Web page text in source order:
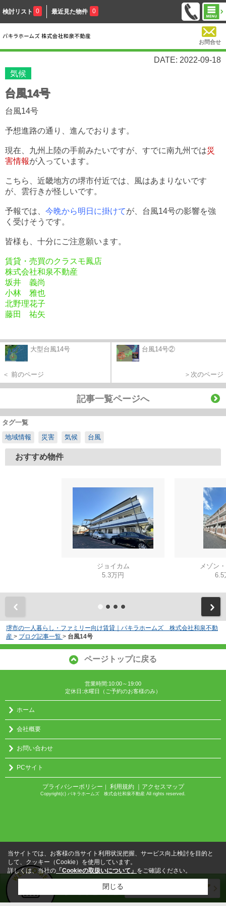
検討リスト 0 最近見た物件 0
お問合せ
DATE: 2022-09-18
気候
台風14号
台風14号
予想進路の通り、進んでおります。
現在、九州上陸の手前みたいですが、すでに南九州では災
害情報が入っています。
こちら、近畿地方の堺市付近では、風はあまりないです
が、雲行きが怪しいです。
予報では、 今晩から明日に掛けてが、台風14号の影響を強
く受けそうです。
皆様も、十分にご注意願います。
賃貸・売買のクラスモ鳳店
株式会社和泉不動産
坂井 義尚
小林 雅也
北野理花子
藤田 祐矢
大型台風14号
＜ 前のページ
台風14号②
＞次のページ
記事一覧ページへ
タグ一覧
地域情報
災害 気候 台風
おすすめ物件
ジョイカム
5.3万円
メゾン
6.5
堺市の一人暮らし・ファミリー向け賃貸｜パキラホームズ 株式会社和泉不動
産 > ブログ記事一覧 > 台風14号
ページトップに戻る
営業時間:10:00～19:00
定休日:水曜日（ご予約のお客様のみ）
ホーム
会社概要
お問い合わせ
PCサイト
プライバシーポリシー ｜ 利用規約 ｜アクセスマップ
Copyright(c) パキラホームズ 株式会社和泉不動産 All rights reserved.
当サイトでは、お客様の当サイト利用状況把握、サービス向上検討を目的と
して、クッキー（Cookie）を使用しています。
詳しくは、当社の 「Cookieの取扱いについて」 をご確認ください。
閉じる